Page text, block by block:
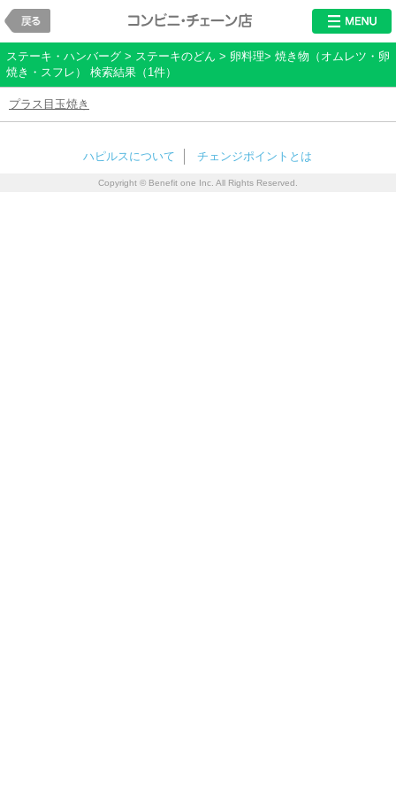
レストラン・チ
ステーキ・ハンバーグ > ステーキのどん > 卵料理> 焼き物（オムレツ・卵
焼き・スフレ） 検索結果（1件）
プラス目玉焼き
ハピルスについて チェンジポイントとは
Copyright © Benefit one Inc. All Rights Reserved.